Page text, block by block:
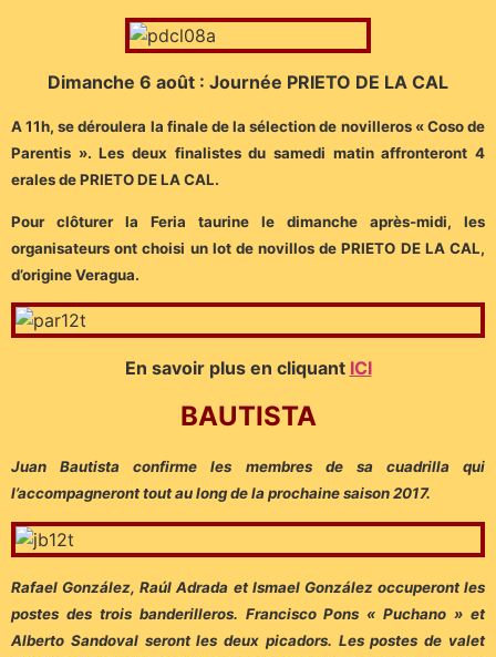
Dimanche 6 août : Journée PRIETO DE LA CAL
A 11h, se déroulera la finale de la sélection de novilleros « Coso de
Parentis ». Les deux finalistes du samedi matin affronteront 4
erales de PRIETO DE LA CAL.
Pour clôturer la Feria taurine le dimanche après-midi, les
organisateurs ont choisi un lot de novillos de PRIETO DE LA CAL,
d’origine Veragua.
En savoir plus en cliquant ICI
BAUTISTA
Juan Bautista confirme les membres de sa cuadrilla qui
l’accompagneront tout au long de la prochaine saison 2017.
Rafael González, Raúl Adrada et Ismael González occuperont les
postes des trois banderilleros. Francisco Pons « Puchano » et
Alberto Sandoval seront les deux picadors. Les postes de valet